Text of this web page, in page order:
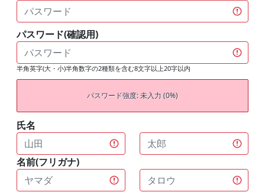
パスワード(確認用)
半角英字(大・小)半角数字の2種類を含む8文字以上20字以内
パスワード強度: 未入力 (0%)
氏名
名前(フリガナ)